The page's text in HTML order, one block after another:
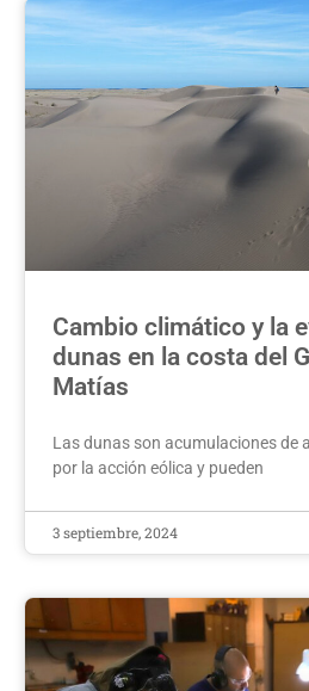
Cambio climático y la
dunas en la costa del
Matías
Las dunas son acumulaciones de
por la acción eólica y pueden
3 septiembre, 2024